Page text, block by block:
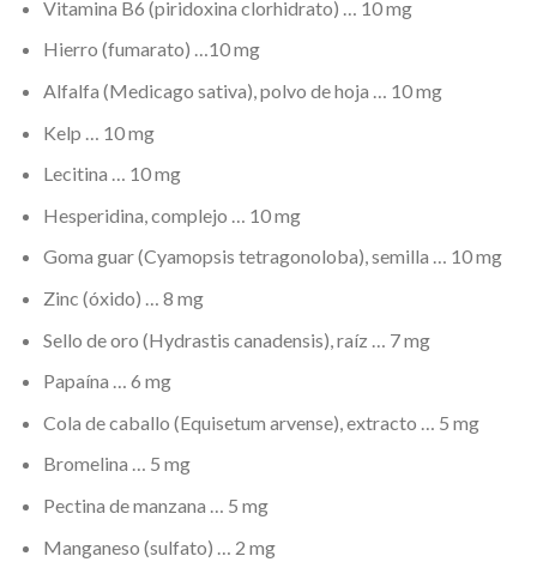
Vitamina B6 (piridoxina clorhidrato) … 10 mg
Hierro (fumarato) …10 mg
Alfalfa (Medicago sativa), polvo de hoja … 10 mg
Kelp … 10 mg
Lecitina … 10 mg
Hesperidina, complejo … 10 mg
Goma guar (Cyamopsis tetragonoloba), semilla … 10 mg
Zinc (óxido) … 8 mg
Sello de oro (Hydrastis canadensis), raíz … 7 mg
Papaína … 6 mg
Cola de caballo (Equisetum arvense), extracto … 5 mg
Bromelina … 5 mg
Pectina de manzana … 5 mg
Manganeso (sulfato) … 2 mg